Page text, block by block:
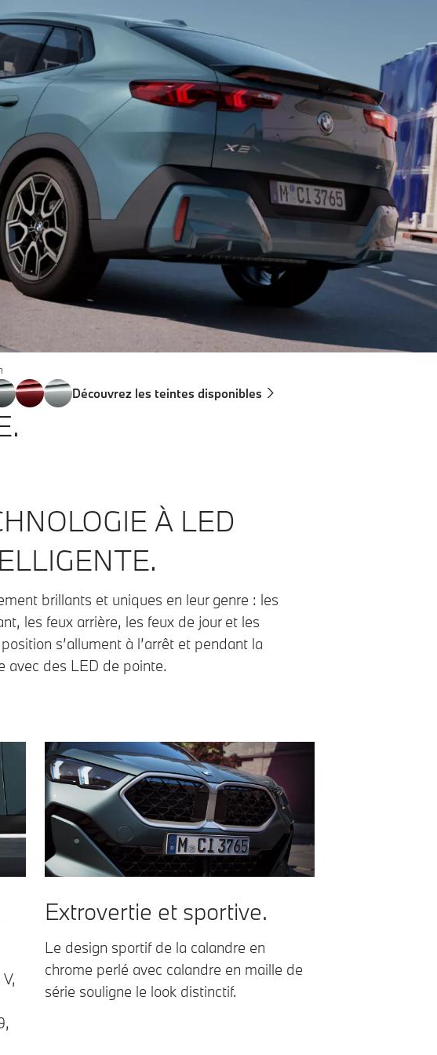
Découvrez les teintes disponibles
À LED
brillants et uniques en leur genre : les
les feux arrière, les feux de jour et les
s’allument à l’arrêt et pendant la
avec des LED de pointe.
Extrovertie et sportive.
Le design sportif de la calandre en
chrome perlé avec calandre en maille de
série souligne le look distinctif.